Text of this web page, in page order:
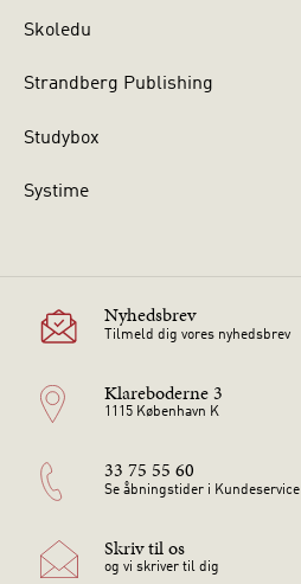
Skoledu
Strandberg Publishing
Studybox
Systime
Nyhedsbrev
Tilmeld dig vores nyhedsbrev
Klareboderne 3
1115 København K
33 75 55 60
Se åbningstider i Kundeservice
Skriv til os
og vi skriver til dig